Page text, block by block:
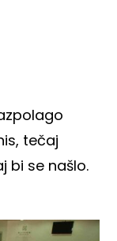
tečaj
bi se našlo.